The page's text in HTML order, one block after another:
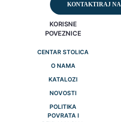
KONTAKTIRAJ
KORISNE
POVEZNICE
CENTAR STOLICA
O NAMA
KATALOZI
NOVOSTI
POLITIKA
POVRATA I